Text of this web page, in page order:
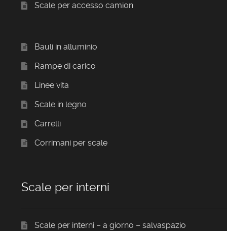
Scale per accesso camion
Bauli in alluminio
Rampe di carico
Linee vita
Scale in legno
Carrelli
Corrimani per scale
Scale per interni
Scale per interni – a giorno – salvaspazio